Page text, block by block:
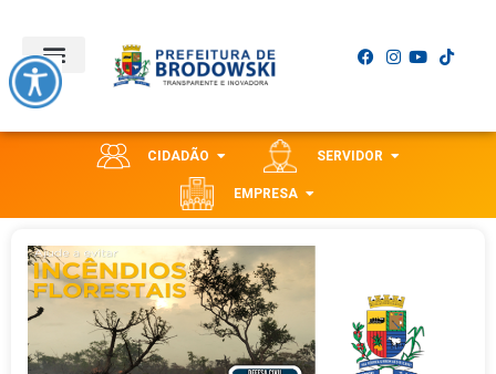
CIDADÃO SERVIDOR
EMPRESA